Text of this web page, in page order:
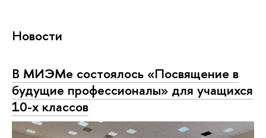
Новости
В МИЭМе состоялось «Посвящение в
будущие профессионалы» для учащихся
10-х классов